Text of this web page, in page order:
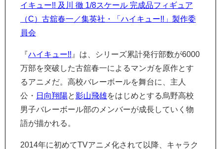
イキュー!! 及川 徹 1/8スケール 完成品フィギュア
（C）古舘春一／集英社・「ハイキュー!!」製作委
員会
『ハイキュー!! 』は、シリーズ累計発行部数が6000
万部を突破した古舘春一によるマンガを原作とす
るアニメだ。高校バレーボールを舞台に、主人
公・ 日向翔陽と影山飛雄をはじめとする烏野高校
男子バレーボール部のメンバーが成長していく物
語が描かれる。
2014年に初めてTVアニメ化されて以降、キャラク